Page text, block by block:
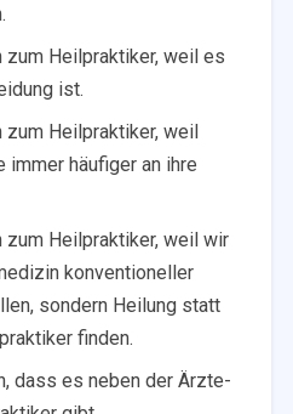
zum Heilpraktiker, weil es
ist.
zum Heilpraktiker, weil
häufiger an ihre
zum Heilpraktiker, weil wir
konventioneller
sondern Heilung statt
finden.
dass es neben der Ärzte-